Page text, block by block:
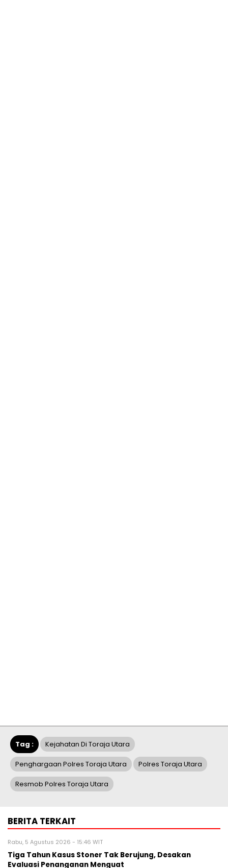
Tag : Kejahatan Di Toraja Utara
Penghargaan Polres Toraja Utara Polres Toraja Utara
Resmob Polres Toraja Utara
BERITA TERKAIT
Rabu, 5 Agustus 2026 - 15:46 WIT
Tiga Tahun Kasus Stoner Tak Berujung, Desakan
Evaluasi Penanganan Menguat